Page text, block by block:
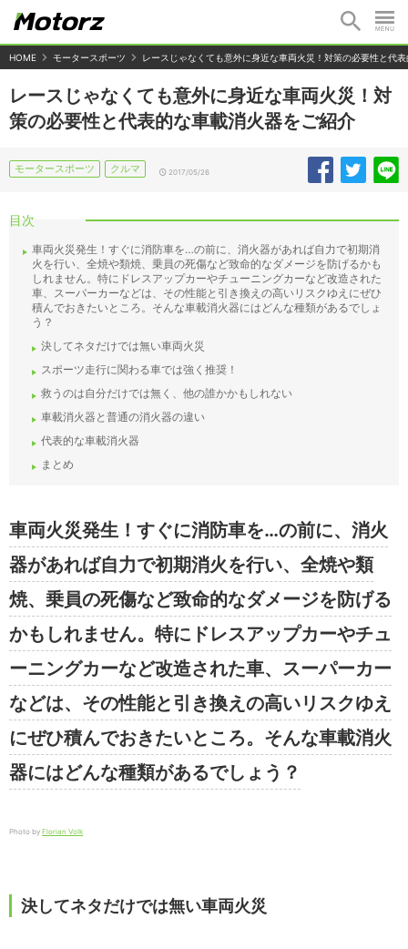
HOME モータースポーツ レースじゃなくても意外に身近な車両火災！対策の必要性と代
レースじゃなくても意外に身近な車両火災！対
策の必要性と代表的な車載消火器をご紹介
モータースポーツ クルマ 2017/05/26
目次
車両火災発生！すぐに消防車を…の前に、消火器があれば自力で初期消
火を行い、全焼や類焼、乗員の死傷など致命的なダメージを防げるかも
しれません。特にドレスアップカーやチューニングカーなど改造された
車、スーパーカーなどは、その性能と引き換えの高いリスクゆえにぜひ
積んでおきたいところ。そんな車載消火器にはどんな種類があるでしょ
う？
決してネタだけでは無い車両火災
スポーツ走行に関わる車では強く推奨！
救うのは自分だけでは無く、他の誰かかもしれない
車載消火器と普通の消火器の違い
代表的な車載消火器
まとめ
車両火災発生！すぐに消防車を…の前に、消火
器があれば自力で初期消火を行い、全焼や類
焼、乗員の死傷など致命的なダメージを防げる
かもしれません。特にドレスアップカーやチュ
ーニングカーなど改造された車、スーパーカー
などは、その性能と引き換えの高いリスクゆえ
にぜひ積んでおきたいところ。そんな車載消火
器にはどんな種類があるでしょう？
Photo by Florian Volk
決してネタだけでは無い車両火災